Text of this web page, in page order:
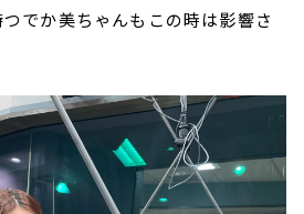
でか美ちゃんもこの時は影響さ